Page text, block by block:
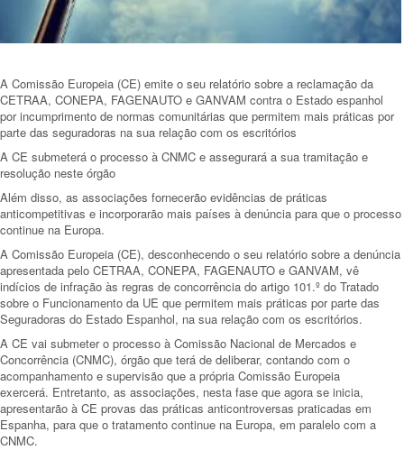
A Comissão Europeia (CE) emite o seu relatório sobre a reclamação da
CETRAA, CONEPA, FAGENAUTO e GANVAM contra o Estado espanhol
por incumprimento de normas comunitárias que permitem mais práticas por
parte das seguradoras na sua relação com os escritórios
A CE submeterá o processo à CNMC e assegurará a sua tramitação e
resolução neste órgão
Além disso, as associações fornecerão evidências de práticas
anticompetitivas e incorporarão mais países à denúncia para que o processo
continue na Europa.
A Comissão Europeia (CE), desconhecendo o seu relatório sobre a denúncia
apresentada pelo CETRAA, CONEPA, FAGENAUTO e GANVAM, vê
indícios de infração às regras de concorrência do artigo 101.º do Tratado
sobre o Funcionamento da UE que permitem mais práticas por parte das
Seguradoras do Estado Espanhol, na sua relação com os escritórios.
A CE vai submeter o processo à Comissão Nacional de Mercados e
Concorrência (CNMC), órgão que terá de deliberar, contando com o
acompanhamento e supervisão que a própria Comissão Europeia
exercerá. Entretanto, as associações, nesta fase que agora se inicia,
apresentarão à CE provas das práticas anticontroversas praticadas em
Espanha, para que o tratamento continue na Europa, em paralelo com a
CNMC.